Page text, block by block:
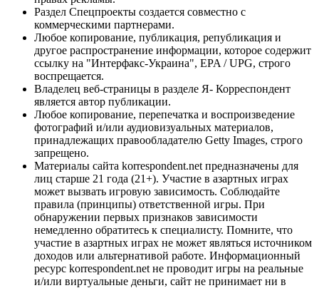
Раздел Спецпроекты создается совместно с
коммерческими партнерами.
Любое копирование, публикация, републикация и
другое распространение информации, которое содержит
ссылку на "Интерфакс-Украина", EPA / UPG, строго
воспрещается.
Владелец веб-страницы в разделе Я- Корреспондент
является автор публикации.
Любое копирование, перепечатка и воспроизведение
фотографий и/или аудиовизуальных материалов,
принадлежащих правообладателю Getty Images, строго
запрещено.
Материалы сайта korrespondent.net предназначены для
лиц старше 21 года (21+). Участие в азартных играх
может вызвать игровую зависимость. Соблюдайте
правила (принципы) ответственной игры. При
обнаружении первых признаков зависимости
немедленно обратитесь к специалисту. Помните, что
участие в азартных играх не может являться источником
доходов или альтернативой работе. Информационный
ресурс korrespondent.net не проводит игры на реальные
и/или виртуальные деньги, сайт не принимает ни в